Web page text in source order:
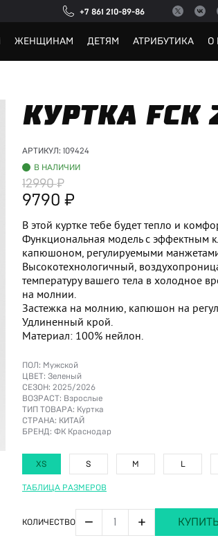
+7 861 210-89-86
ЖЕНЩИНАМ ДЕТЯМ АТРИБУТИКА О
КУРТКА FCK
АРТИКУЛ: 109424
В НАЛИЧИИ
12990
9790
В этой куртке тебе будет тепло и
Функциональная модель с эффектным
капюшоном, регулируемыми
Высокотехнологичный,
температуру вашего тела в холодное
на молнии.
Застежка на молнию, капюшон на
Удлиненный крой.
Материал: 100% нейлон.
ПОЛ: Мужской
ЦВЕТ: Зеленый
СЕЗОН: 2025/2026
ВОЗРАСТ: Взрослые
ТИП ТОВАРА: Куртка
СТРАНА: КИТАЙ
БРЕНД: ФК Краснодар
XS S M L
ТАБЛИЦА РАЗМЕРОВ
КОЛИЧЕСТВО − +